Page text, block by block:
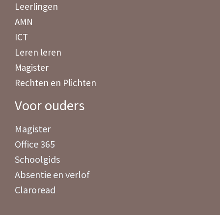
Leerlingen
AMN
ICT
Leren leren
Magister
Rechten en Plichten
Voor ouders
Magister
Office 365
Schoolgids
Absentie en verlof
Claroread